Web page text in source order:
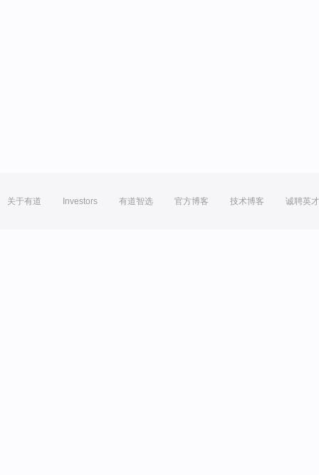
关于有道 Investors 有道智选 官方博客 技术博客 诚聘英才